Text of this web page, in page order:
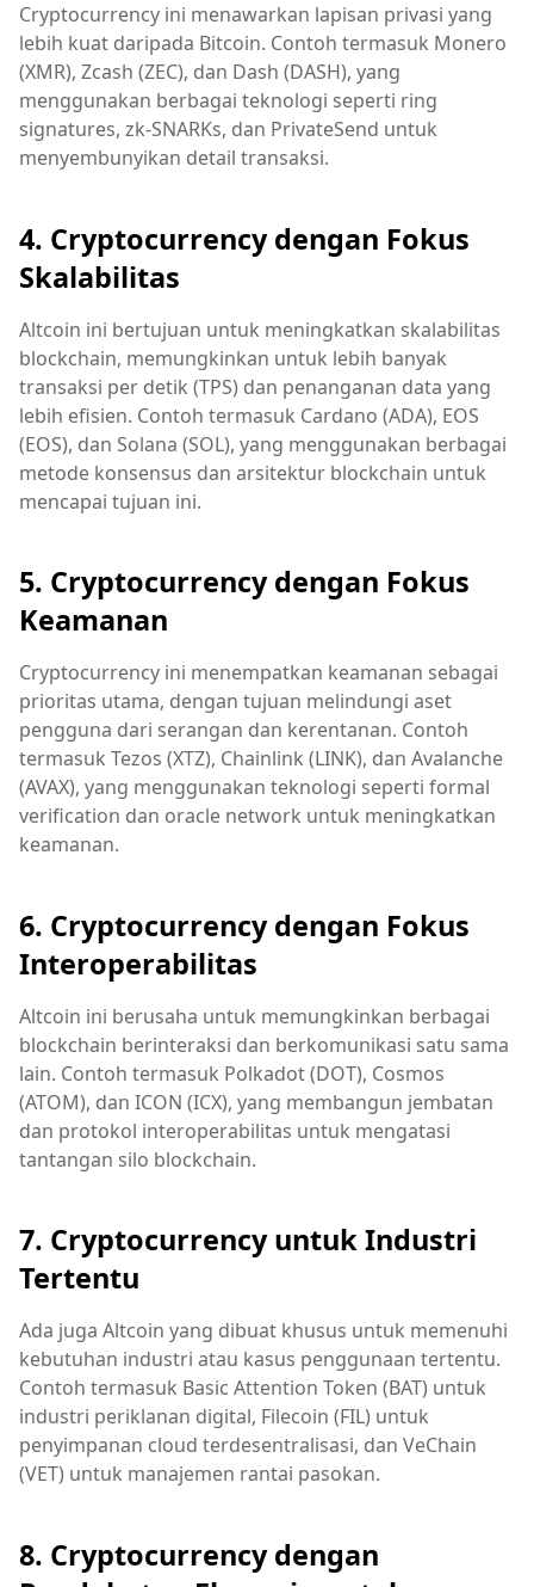
Cryptocurrency ini menawarkan lapisan privasi yang
lebih kuat daripada Bitcoin. Contoh termasuk Monero
(XMR), Zcash (ZEC), dan Dash (DASH), yang
menggunakan berbagai teknologi seperti ring
signatures, zk-SNARKs, dan PrivateSend untuk
menyembunyikan detail transaksi.
4. Cryptocurrency dengan Fokus
Skalabilitas
Altcoin ini bertujuan untuk meningkatkan skalabilitas
blockchain, memungkinkan untuk lebih banyak
transaksi per detik (TPS) dan penanganan data yang
lebih efisien. Contoh termasuk Cardano (ADA), EOS
(EOS), dan Solana (SOL), yang menggunakan berbagai
metode konsensus dan arsitektur blockchain untuk
mencapai tujuan ini.
5. Cryptocurrency dengan Fokus
Keamanan
Cryptocurrency ini menempatkan keamanan sebagai
prioritas utama, dengan tujuan melindungi aset
pengguna dari serangan dan kerentanan. Contoh
termasuk Tezos (XTZ), Chainlink (LINK), dan Avalanche
(AVAX), yang menggunakan teknologi seperti formal
verification dan oracle network untuk meningkatkan
keamanan.
6. Cryptocurrency dengan Fokus
Interoperabilitas
Altcoin ini berusaha untuk memungkinkan berbagai
blockchain berinteraksi dan berkomunikasi satu sama
lain. Contoh termasuk Polkadot (DOT), Cosmos
(ATOM), dan ICON (ICX), yang membangun jembatan
dan protokol interoperabilitas untuk mengatasi
tantangan silo blockchain.
7. Cryptocurrency untuk Industri
Tertentu
Ada juga Altcoin yang dibuat khusus untuk memenuhi
kebutuhan industri atau kasus penggunaan tertentu.
Contoh termasuk Basic Attention Token (BAT) untuk
industri periklanan digital, Filecoin (FIL) untuk
penyimpanan cloud terdesentralisasi, dan VeChain
(VET) untuk manajemen rantai pasokan.
8. Cryptocurrency dengan